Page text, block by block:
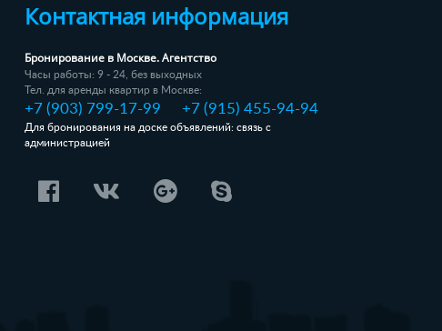
Контактная информация
Бронирование в Москве. Агентство
Часы работы: 9 - 24, без выходных
Тел. для аренды квартир в Москве:
+7 (903) 799-17-99 +7 (915) 455-94-94
Для бронирования на доске объявлений: связь с
администрацией